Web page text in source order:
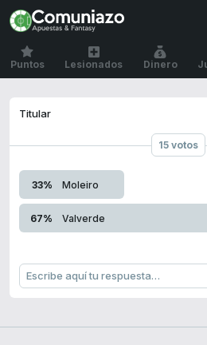
Puntos Lesionados Dinero
Titular
15 votos
33% Moleiro
67% Valverde